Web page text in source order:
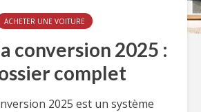
ACHETER UNE VOITURE
conversion 2025 :
complet
2025 est un système